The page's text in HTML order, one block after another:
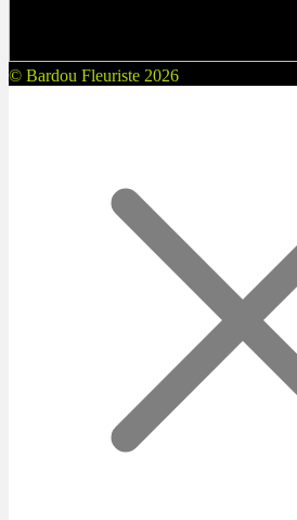
© Bardou Fleuriste 2026